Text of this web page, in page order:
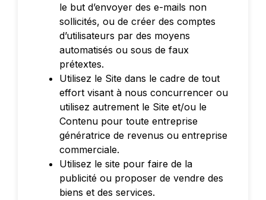
le but d’envoyer des e-mails non
sollicités, ou de créer des comptes
d’utilisateurs par des moyens
automatisés ou sous de faux
prétextes.
Utilisez le Site dans le cadre de tout
effort visant à nous concurrencer ou
utilisez autrement le Site et/ou le
Contenu pour toute entreprise
génératrice de revenus ou entreprise
commerciale.
Utilisez le site pour faire de la
publicité ou proposer de vendre des
biens et des services.